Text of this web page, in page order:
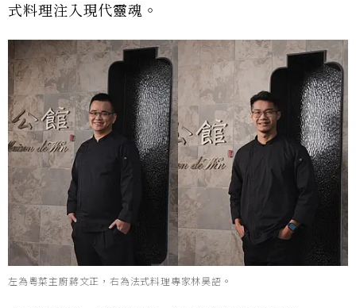
式料理注入現代靈魂。
左為粵菜主廚蔣文正，右為法式料理專家林昊語。